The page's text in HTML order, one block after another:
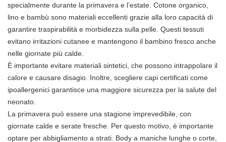
specialmente durante la primavera e l’estate. Cotone organico,
lino e bambù sono materiali eccellenti grazie alla loro capacità di
garantire traspirabilità e morbidezza sulla pelle. Questi tessuti
evitano irritazioni cutanee e mantengono il bambino fresco anche
nelle giornate più calde.
È importante evitare materiali sintetici, che possono intrappolare il
calore e causare disagio. Inoltre, scegliere capi certificati come
ipoallergenici garantisce una maggiore sicurezza per la salute del
neonato.
La primavera può essere una stagione imprevedibile, con
giornate calde e serate fresche. Per questo motivo, è importante
optare per abbigliamento a strati. Body a maniche lunghe o corte,